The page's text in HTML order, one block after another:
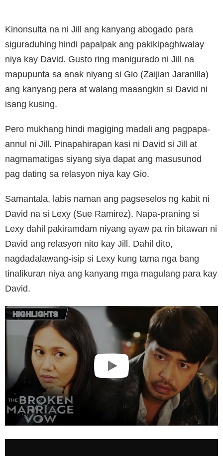
Kinonsulta na ni Jill ang kanyang abogado para
siguraduhing hindi papalpak ang pakikipaghiwalay
niya kay David. Gusto ring manigurado ni Jill na
mapupunta sa anak niyang si Gio (Zaijian Jaranilla)
ang kanyang pera at walang maaangkin si David ni
isang kusing.
Pero mukhang hindi magiging madali ang pagpapa-
annul ni Jill. Pinapahirapan kasi ni David si Jill at
nagmamatigas siyang siya dapat ang masusunod
pag dating sa relasyon niya kay Gio.
Samantala, labis naman ang pagseselos ng kabit ni
David na si Lexy (Sue Ramirez). Napa-praning si
Lexy dahil pakiramdam niyang ayaw pa rin bitawan ni
David ang relasyon nito kay Jill. Dahil dito,
nagdadalawang-isip si Lexy kung tama nga bang
tinalikuran niya ang kanyang mga magulang para kay
David.